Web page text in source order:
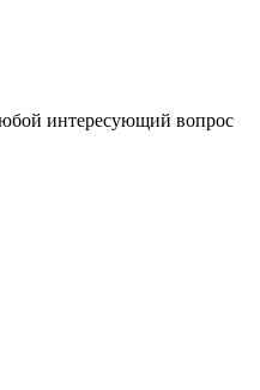
интересующий вопрос